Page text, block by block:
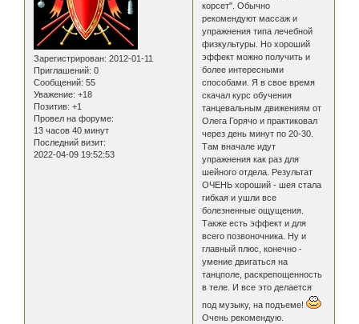
Зарегистрирован: 2012-01-11
Приглашений: 0
Сообщений: 55
Уважение: +18
Позитив: +1
Провел на форуме:
13 часов 40 минут
Последний визит:
2022-04-09 19:52:53
корсет". Обычно
рекомендуют массаж и
упражнения типа лечебной
физкультуры. Но хороший
эффект можно получить и
более интересными
способами. Я в свое время
скачал курс обучения
танцевальным движениям от
Олега Горячо и практиковал
через день минут по 20-30.
Там вначале идут
упражнения как раз для
шейного отдела. Результат
ОЧЕНЬ хороший - шея стала
гибкая и ушли все
болезненные ощущения.
Также есть эффект и для
всего позвоночника. Ну и
главный плюс, конечно -
умение двигаться на
танцполе, раскрепощенность
в теле. И все это делается
под музыку, на подъеме!
Очень рекомендую.